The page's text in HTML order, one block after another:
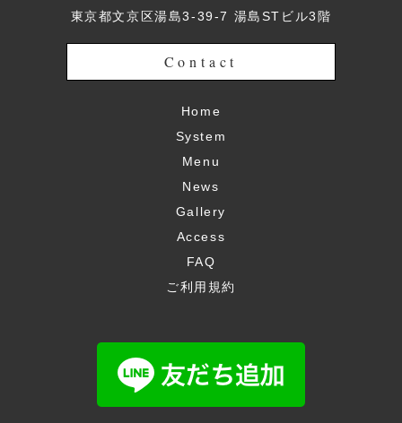
東京都文京区湯島3-39-7 湯島STビル3階
Contact
Home
System
Menu
News
Gallery
Access
FAQ
ご利用規約